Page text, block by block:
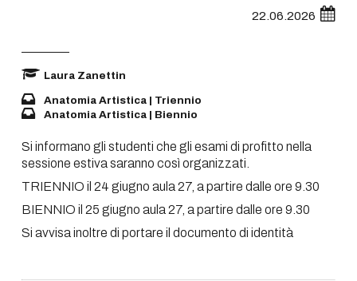
22.06.2026
Laura Zanettin
Anatomia Artistica | Triennio
Anatomia Artistica | Biennio
Si informano gli studenti che gli esami di profitto nella
sessione estiva saranno così organizzati.
TRIENNIO il 24 giugno aula 27, a partire dalle ore 9.30
BIENNIO il 25 giugno aula 27, a partire dalle ore 9.30
Si avvisa inoltre di portare il documento di identità